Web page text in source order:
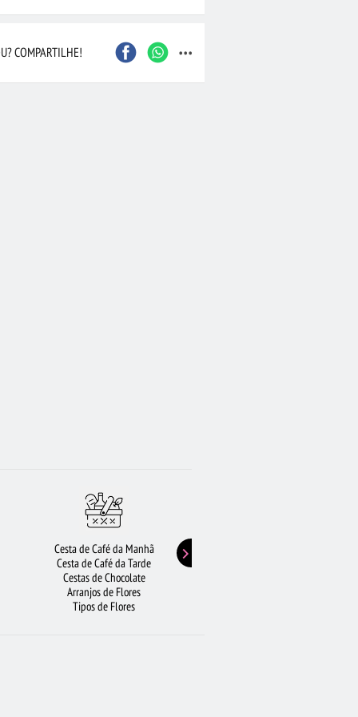
Joinville
Barueri
COMPARTILHE! ...
Cesta de Café da Manhã
Cesta de Café da Tarde
Cestas de Chocolate
Arranjos de Flores
Tipos de Flores